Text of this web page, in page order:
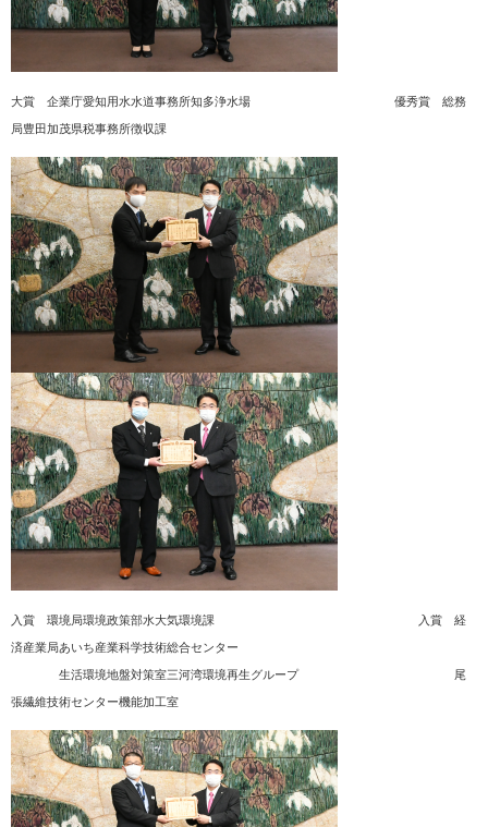
大賞 企業庁愛知用水水道事務所知多浄水場 優秀賞 総務
局豊田加茂県税事務所徴収課
入賞 環境局環境政策部水大気環境課 入賞 経
済産業局あいち産業科学技術総合センター
生活環境地盤対策室三河湾環境再生グループ 尾
張繊維技術センター機能加工室